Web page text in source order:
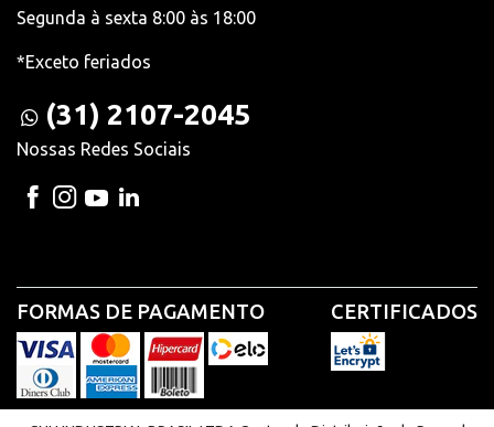
Segunda à sexta 8:00 às 18:00
*Exceto feriados
(31) 2107-2045
Nossas Redes Sociais
FORMAS DE PAGAMENTO CERTIFICADOS